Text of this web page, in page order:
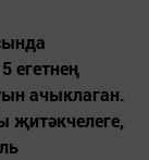
егетнең
ачыклаган.
җитәкчелеге,